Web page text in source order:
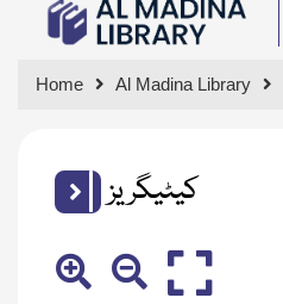
Home Al Madina Library
کیٹیگریز